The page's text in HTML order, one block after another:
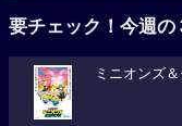
要チェック！今週の
ミニオンズ